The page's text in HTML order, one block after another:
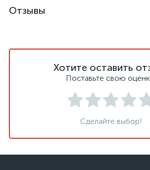
Отзывы
Хотите оставить
Поставьте свою
Сделайте выбор!